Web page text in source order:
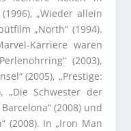
„Wieder allein
„North“ (1994).
Karriere waren
(2003),
(2005), „Prestige:
„Die Schwester der
(2008) und
(2008). In „Iron Man